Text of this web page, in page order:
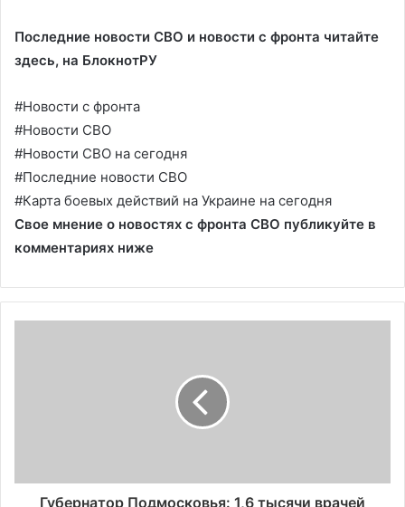
Последние новости СВО и новости с фронта читайте
здесь, на БлокнотРУ
#Новости с фронта
#Новости СВО
#Новости СВО на сегодня
#Последние новости СВО
#Карта боевых действий на Украине на сегодня
Свое мнение о новостях с фронта СВО публикуйте в
комментариях ниже
Губернатор Подмосковья: 1,6 тысячи врачей